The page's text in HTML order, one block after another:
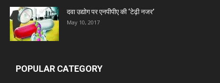
दवा उद्योग पर एनपीपीए की ‘टेढ़ी नजर’
May 10, 2017
POPULAR CATEGORY